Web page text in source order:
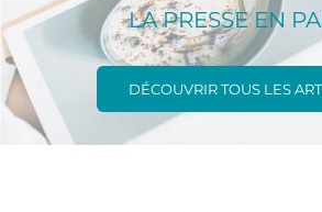
LA PRESSE EN
DÉCOUVRIR TOUS LES